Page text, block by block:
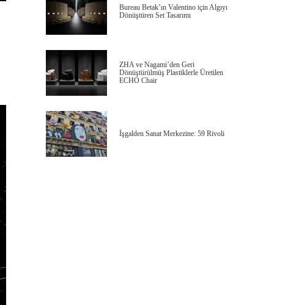
Bureau Betak’ın Valentino için Algıyı
Dönüştüren Set Tasarımı
ZHA ve Nagami’den Geri
Dönüştürülmüş Plastiklerle Üretilen
ECHO Chair
İşgalden Sanat Merkezine: 59 Rivoli